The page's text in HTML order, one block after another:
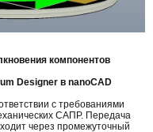
компонентов
Designer в nanoCAD
с требованиями
САПР. Передача
через промежуточный